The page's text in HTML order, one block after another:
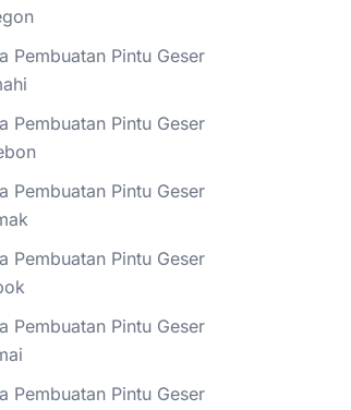
Pembuatan Pintu Geser
Pembuatan Pintu Geser
Pembuatan Pintu Geser
Pembuatan Pintu Geser
Pembuatan Pintu Geser
Pembuatan Pintu Geser